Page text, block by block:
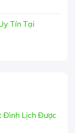
Tín Tại
Đình Lịch Được